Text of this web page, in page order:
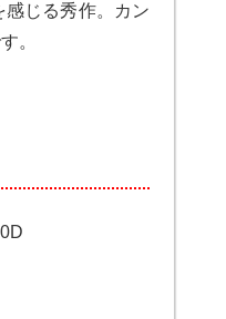
じる秀作。カン
。